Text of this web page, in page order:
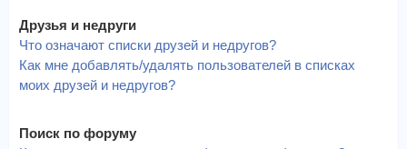
Друзья и недруги
Что означают списки друзей и недругов?
Как мне добавлять/удалять пользователей в списках
моих друзей и недругов?
Поиск по форуму